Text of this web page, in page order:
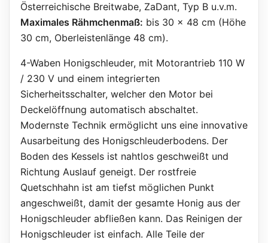
Österreichische Breitwabe, ZaDant, Typ B u.v.m.
Maximales Rähmchenmaß: bis 30 x 48 cm (Höhe
30 cm, Oberleistenlänge 48 cm).
4-Waben Honigschleuder, mit Motorantrieb 110 W
/ 230 V und einem integrierten
Sicherheitsschalter, welcher den Motor bei
Deckelöffnung automatisch abschaltet.
Modernste Technik ermöglicht uns eine innovative
Ausarbeitung des Honigschleuderbodens. Der
Boden des Kessels ist nahtlos geschweißt und
Richtung Auslauf geneigt. Der rostfreie
Quetschhahn ist am tiefst möglichen Punkt
angeschweißt, damit der gesamte Honig aus der
Honigschleuder abfließen kann. Das Reinigen der
Honigschleuder ist einfach. Alle Teile der